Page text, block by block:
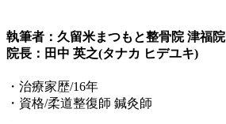
執筆者：久留米まつもと整骨院 津福院
院長：田中 英之(タナカ ヒデユキ)
・治療家歴/16年
・資格/柔道整復師 鍼灸師